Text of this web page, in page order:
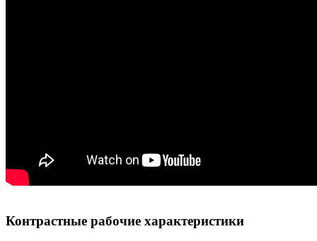
Контрастные рабочие характеристики